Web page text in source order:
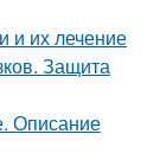
и их лечение
Защита
Описание